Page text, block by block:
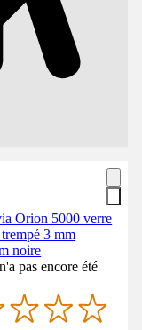
Orion 5000 verre
3 mm
noire
pas encore été